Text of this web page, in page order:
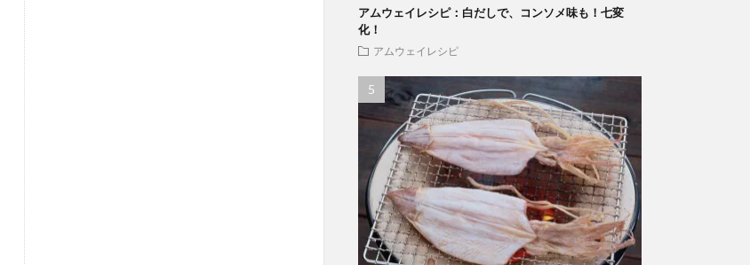
アムウェイレシピ：白だしで、コンソメ味も！七変
化！
アムウェイレシピ